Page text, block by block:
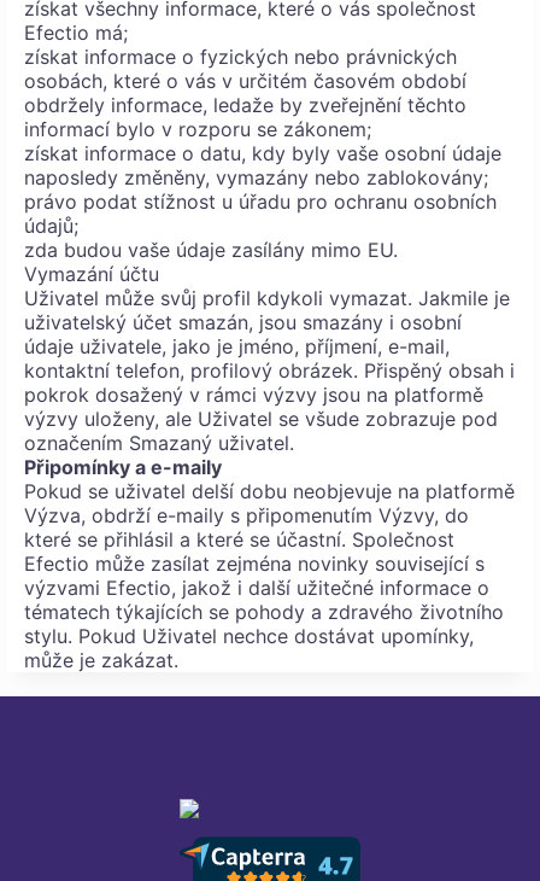
získat všechny informace, které o vás společnost
Efectio má;
získat informace o fyzických nebo právnických
osobách, které o vás v určitém časovém období
obdržely informace, ledaže by zveřejnění těchto
informací bylo v rozporu se zákonem;
získat informace o datu, kdy byly vaše osobní údaje
naposledy změněny, vymazány nebo zablokovány;
právo podat stížnost u úřadu pro ochranu osobních
údajů;
zda budou vaše údaje zasílány mimo EU.
Vymazání účtu
Uživatel může svůj profil kdykoli vymazat. Jakmile je
uživatelský účet smazán, jsou smazány i osobní
údaje uživatele, jako je jméno, příjmení, e-mail,
kontaktní telefon, profilový obrázek. Přispěný obsah i
pokrok dosažený v rámci výzvy jsou na platformě
výzvy uloženy, ale Uživatel se všude zobrazuje pod
označením Smazaný uživatel.
Připomínky a e-maily
Pokud se uživatel delší dobu neobjevuje na platformě
Výzva, obdrží e-maily s připomenutím Výzvy, do
které se přihlásil a které se účastní. Společnost
Efectio může zasílat zejména novinky související s
výzvami Efectio, jakož i další užitečné informace o
tématech týkajících se pohody a zdravého životního
stylu. Pokud Uživatel nechce dostávat upomínky,
může je zakázat.